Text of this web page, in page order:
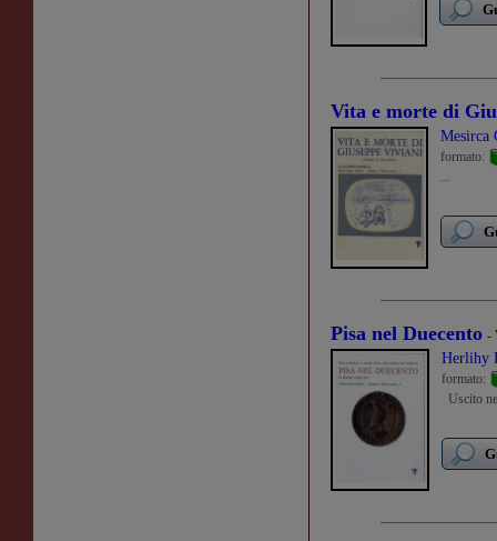
Vita e morte di
Mesirca
formato:
...
Pisa nel Duecento -
Herlihy
formato:
Uscito